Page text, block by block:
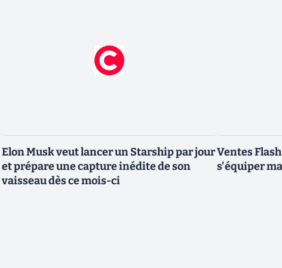
Elon Musk veut lancer un Starship par jour
et prépare une capture inédite de son
vaisseau dès ce mois-ci
Ventes
s'équiper